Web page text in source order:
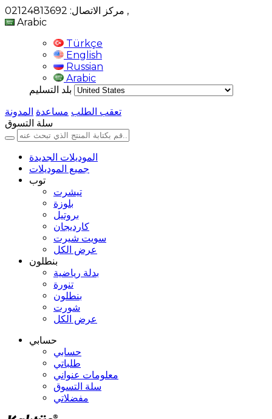
,
Arabic
Türkçe
English
Russian
Arabic
بلد التسليم
تعقب الطلب مساعدة المدونة
سلة التسوق
الموديلات الجديدة
جميع الموديلات
توب
تيشرت
بلوزة
بروتيل
كارديجان
سويت شيرت
عرض الكل
بنطلون
بدلة رياضية
تنورة
بنطلون
شورت
عرض الكل
حسابي
حسابي
طلباتي
معلومات عنواني
سلة التسوق
مفضلاتي